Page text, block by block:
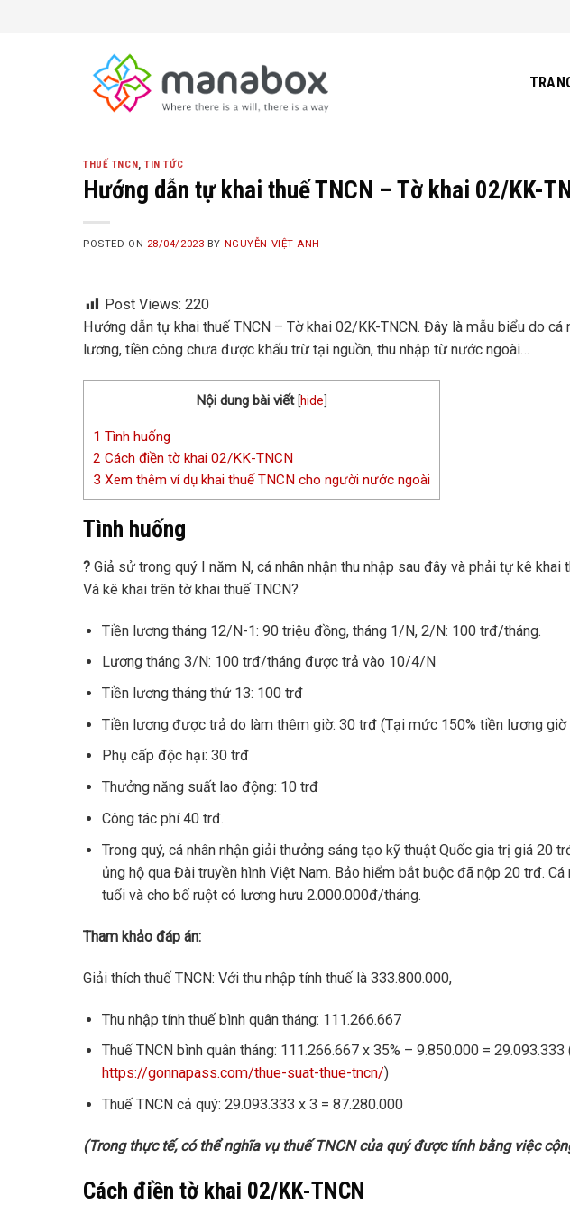
THUẾ TNCN,TIN TỨC
Hướng dẫn tự khai thuế TNCN – Tờ khai 02/KK-
POSTED ON 28/04/2023 BY NGUYỄN VIỆT ANH
Post Views: 220
Hướng dẫn tự khai thuế TNCN – Tờ khai 02/KK-TNCN. Đây là mẫu biểu do
lương, tiền công chưa được khấu trừ tại nguồn, thu nhập từ nước ngoài…
Nội dung bài viết [hide
1 Tình huống
2 Cách điền tờ khai 02/KK-TNCN
3 Xem thêm ví dụ khai thuế TNCN cho người nước ngoài
Tình huống
? Giả sử trong quý I năm N, cá nhân nhận thu nhập sau đây và phải tự kê khai
Và kê khai trên tờ khai thuế TNCN?
Tiền lương tháng 12/N-1: 90 triệu đồng, tháng 1/N, 2/N: 100 trđ/tháng.
Lương tháng 3/N: 100 trđ/tháng được trả vào 10/4/N
Tiền lương tháng thứ 13: 100 trđ
Tiền lương được trả do làm thêm giờ: 30 trđ (Tại mức 150% tiền lương
Phụ cấp độc hại: 30 trđ
Thưởng năng suất lao động: 10 trđ
Công tác phí 40 trđ.
Trong quý, cá nhân nhận giải thưởng sáng tạo kỹ thuật Quốc gia trị giá 20
ủng hộ qua Đài truyền hình Việt Nam. Bảo hiểm bắt buộc đã nộp 20 trđ.
tuổi và cho bố ruột có lương hưu 2.000.000đ/tháng.
Tham khảo đáp án:
Giải thích thuế TNCN: Với thu nhập tính thuế là 333.800.000,
Thu nhập tính thuế bình quân tháng: 111.266.667
Thuế TNCN bình quân tháng: 111.266.667 x 35% – 9.850.000 =
https://gonnapass.com/thue-suat-thue-tncn/)
Thuế TNCN cả quý: 29.093.333 x 3 = 87.280.000
(Trong thực tế, có thể nghĩa vụ thuế TNCN của quý được tính bằng việc
Cách điền tờ khai 02/KK-TNCN